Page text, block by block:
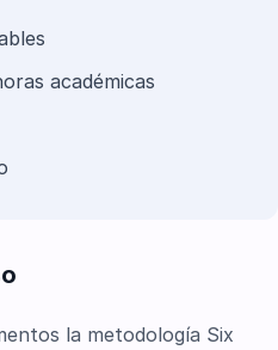
académicas
la metodología Six